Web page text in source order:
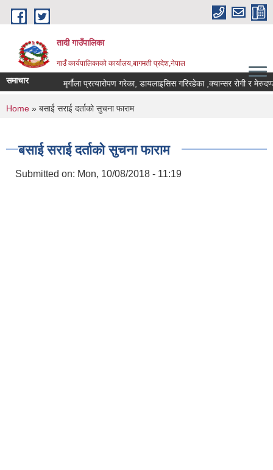
Skip to main content
तादी गाउँपालिका
गाउँ कार्यपालिकाको कार्यालय,बागमती प्रदेश,नेपाल
समाचार मृर्गौला प्रत्यारोपण गरेका, डायलाइसिस गरिरहेका ,क्यान्सर रोगी र
You are here
Home » बसाई सराई दर्ताको सुचना फाराम
बसाई सराई दर्ताको सुचना फाराम
Submitted on: Mon, 10/08/2018 - 11:19